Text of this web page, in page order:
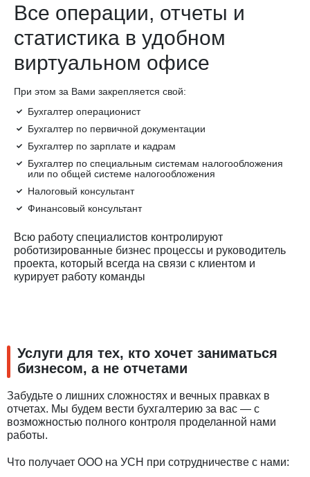
Все операции, отчеты и
статистика в удобном
виртуальном офисе
При этом за Вами закрепляется свой:
Бухгалтер операционист
Бухгалтер по первичной документации
Бухгалтер по зарплате и кадрам
Бухгалтер по специальным системам налогообложения
или по общей системе налогообложения
Налоговый консультант
Финансовый консультант
Всю работу специалистов контролируют
роботизированные бизнес процессы и руководитель
проекта, который всегда на связи с клиентом и
курирует работу команды
Услуги для тех, кто хочет заниматься
бизнесом, а не отчетами
Забудьте о лишних сложностях и вечных правках в
отчетах. Мы будем вести бухгалтерию за вас — с
возможностью полного контроля проделанной нами
работы.
Что получает ООО на УСН при сотрудничестве с нами: